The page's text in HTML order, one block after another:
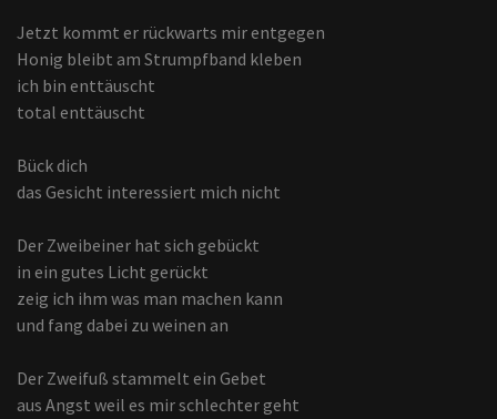
Jetzt kommt er rückwarts mir entgegen
Honig bleibt am Strumpfband kleben
ich bin enttäuscht
total enttäuscht
Bück dich
das Gesicht interessiert mich nicht
Der Zweibeiner hat sich gebückt
in ein gutes Licht gerückt
zeig ich ihm was man machen kann
und fang dabei zu weinen an
Der Zweifuß stammelt ein Gebet
aus Angst weil es mir schlechter geht